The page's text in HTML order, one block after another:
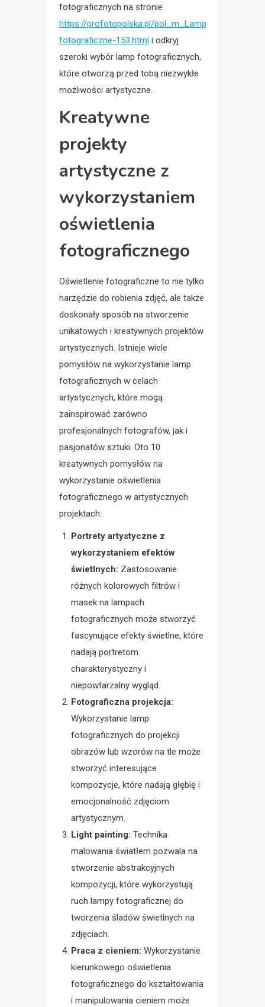
fotograficznych na stronie
https://profotopolska.pl/pol_m_Lampy-
fotograficzne-153.html i odkryj
szeroki wybór lamp fotograficznych,
które otworzą przed tobą niezwykłe
możliwości artystyczne.
Kreatywne
projekty
artystyczne z
wykorzystaniem
oświetlenia
fotograficznego
Oświetlenie fotograficzne to nie tylko
narzędzie do robienia zdjęć, ale także
doskonały sposób na stworzenie
unikatowych i kreatywnych projektów
artystycznych. Istnieje wiele
pomysłów na wykorzystanie lamp
fotograficznych w celach
artystycznych, które mogą
zainspirować zarówno
profesjonalnych fotografów, jak i
pasjonatów sztuki. Oto 10
kreatywnych pomysłów na
wykorzystanie oświetlenia
fotograficznego w artystycznych
projektach:
Portrety artystyczne z
wykorzystaniem efektów
świetlnych: Zastosowanie
różnych kolorowych filtrów i
masek na lampach
fotograficznych może stworzyć
fascynujące efekty świetlne, które
nadają portretom
charakterystyczny i
niepowtarzalny wygląd.
Fotograficzna projekcja:
Wykorzystanie lamp
fotograficznych do projekcji
obrazów lub wzorów na tle może
stworzyć interesujące
kompozycje, które nadają głębię i
emocjonalność zdjęciom
artystycznym.
Light painting: Technika
malowania światłem pozwala na
stworzenie abstrakcyjnych
kompozycji, które wykorzystują
ruch lampy fotograficznej do
tworzenia śladów świetlnych na
zdjęciach.
Praca z cieniem: Wykorzystanie
kierunkowego oświetlenia
fotograficznego do kształtowania
i manipulowania cieniem może